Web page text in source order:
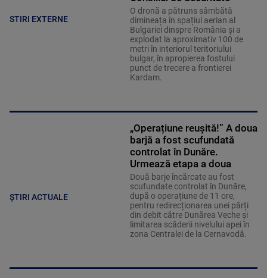
STIRI EXTERNE
O dronă a pătruns sâmbătă
dimineața în spațiul aerian al
Bulgariei dinspre România și a
explodat la aproximativ 100 de
metri în interiorul teritoriului
bulgar, în apropierea fostului
punct de trecere a frontierei
Kardam.
ȘTIRI ACTUALE
„Operațiune reușită!” A doua
barjă a fost scufundată
controlat în Dunăre.
Urmează etapa a doua
Două barje încărcate au fost
scufundate controlat în Dunăre,
după o operațiune de 11 ore,
pentru redirecționarea unei părți
din debit către Dunărea Veche și
limitarea scăderii nivelului apei în
zona Centralei de la Cernavodă.